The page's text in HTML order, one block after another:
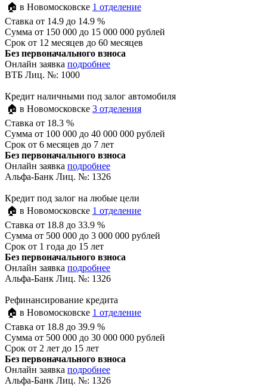
🏠 в Новомосковске 1 отделение
Ставка от 14.9 до 14.9 %
Сумма от 150 000 до 15 000 000 рублей
Срок от 12 месяцев до 60 месяцев
Без первоначального взноса
Онлайн заявка подробнее
ВТБ Лиц. №: 1000
Кредит наличными под залог автомобиля
🏠 в Новомосковске 3 отделения
Ставка от 18.3 %
Сумма от 100 000 до 40 000 000 рублей
Срок от 6 месяцев до 7 лет
Без первоначального взноса
Онлайн заявка подробнее
Альфа-Банк Лиц. №: 1326
Кредит под залог на любые цели
🏠 в Новомосковске 1 отделение
Ставка от 18.8 до 33.9 %
Сумма от 500 000 до 3 000 000 рублей
Срок от 1 года до 15 лет
Без первоначального взноса
Онлайн заявка подробнее
Альфа-Банк Лиц. №: 1326
Рефинансирование кредита
🏠 в Новомосковске 1 отделение
Ставка от 18.8 до 39.9 %
Сумма от 500 000 до 30 000 000 рублей
Срок от 2 лет до 15 лет
Без первоначального взноса
Онлайн заявка подробнее
Альфа-Банк Лиц. №: 1326